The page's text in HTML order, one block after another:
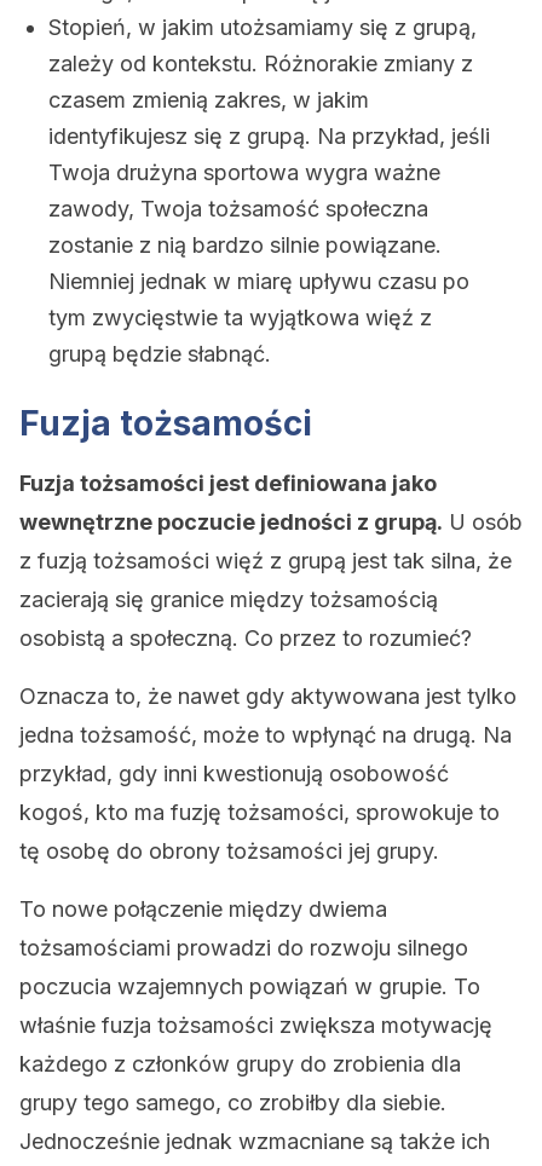
Stopień, w jakim utożsamiamy się z grupą,
zależy od kontekstu. Różnorakie zmiany z
czasem zmienią zakres, w jakim
identyfikujesz się z grupą. Na przykład, jeśli
Twoja drużyna sportowa wygra ważne
zawody, Twoja tożsamość społeczna
zostanie z nią bardzo silnie powiązane.
Niemniej jednak w miarę upływu czasu po
tym zwycięstwie ta wyjątkowa więź z
grupą będzie słabnąć.
Fuzja tożsamości
Fuzja tożsamości jest definiowana jako
wewnętrzne poczucie jedności z grupą. U osób
z fuzją tożsamości więź z grupą jest tak silna, że ​​
zacierają się granice między tożsamością
osobistą a społeczną. Co przez to rozumieć?
Oznacza to, że nawet gdy aktywowana jest tylko
jedna tożsamość, może to wpłynąć na drugą. Na
przykład, gdy inni kwestionują osobowość
kogoś, kto ma fuzję tożsamości, sprowokuje to
tę osobę do obrony tożsamości jej grupy.
To nowe połączenie między dwiema
tożsamościami prowadzi do rozwoju silnego
poczucia wzajemnych powiązań w grupie. To
właśnie fuzja tożsamości zwiększa motywację
każdego z członków grupy do zrobienia dla
grupy tego samego, co zrobiłby dla siebie.
Jednocześnie jednak wzmacniane są także ich